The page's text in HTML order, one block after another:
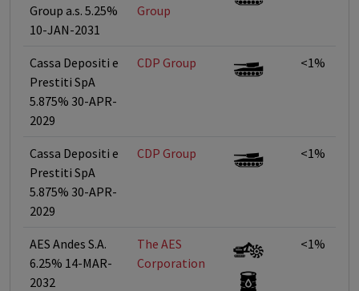
Group a.s. 5.25%
10-JAN-2031
Group
Cassa Depositi e
Prestiti SpA
5.875% 30-APR-
2029
CDP Group <1%
Cassa Depositi e
Prestiti SpA
5.875% 30-APR-
2029
CDP Group <1%
AES Andes S.A.
6.25% 14-MAR-
2032
The AES
Corporation
<1%